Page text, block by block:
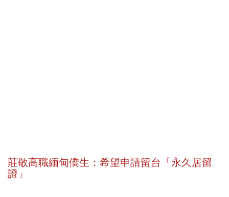
莊敬高職緬甸僑生：希望申請留台「永久居留
證」